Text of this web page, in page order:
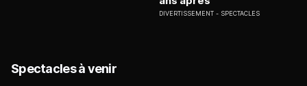
DIVERTISSEMENT SPECTACLES
Spectacles à venir